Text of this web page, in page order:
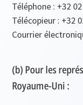
Téléphone : +32
Télécopieur : +32
Courrier
(b) Pour les
Royaume-Uni :